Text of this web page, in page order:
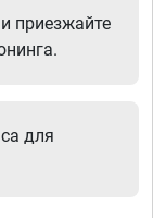
приезжайте
для